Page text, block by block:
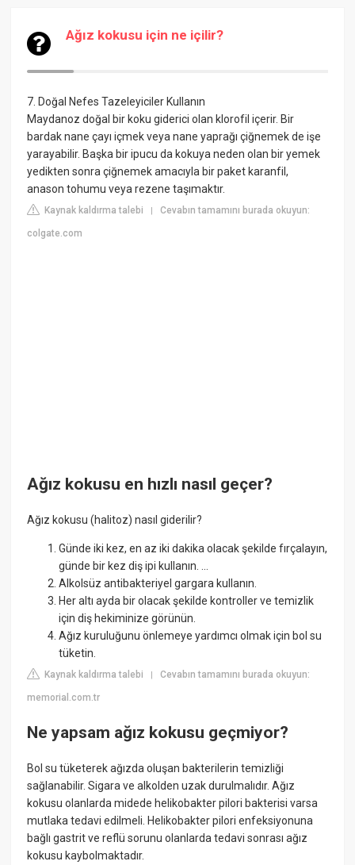
Ağız kokusu için ne içilir?
7. Doğal Nefes Tazeleyiciler Kullanın
Maydanoz doğal bir koku giderici olan klorofil içerir. Bir
bardak nane çayı içmek veya nane yaprağı çiğnemek de işe
yarayabilir. Başka bir ipucu da kokuya neden olan bir yemek
yedikten sonra çiğnemek amacıyla bir paket karanfil,
anason tohumu veya rezene taşımaktır.
Kaynak kaldırma talebi |Cevabın tamamını burada okuyun:
colgate.com
Ağız kokusu en hızlı nasıl geçer?
Ağız kokusu (halitoz) nasıl giderilir?
Günde iki kez, en az iki dakika olacak şekilde fırçalayın,
günde bir kez diş ipi kullanın. ...
Alkolsüz antibakteriyel gargara kullanın.
Her altı ayda bir olacak şekilde kontroller ve temizlik
için diş hekiminize görünün.
Ağız kuruluğunu önlemeye yardımcı olmak için bol su
tüketin.
Kaynak kaldırma talebi |Cevabın tamamını burada okuyun:
memorial.com.tr
Ne yapsam ağız kokusu geçmiyor?
Bol su tüketerek ağızda oluşan bakterilerin temizliği
sağlanabilir. Sigara ve alkolden uzak durulmalıdır. Ağız
kokusu olanlarda midede helikobakter pilori bakterisi varsa
mutlaka tedavi edilmeli. Helikobakter pilori enfeksiyonuna
bağlı gastrit ve reflü sorunu olanlarda tedavi sonrası ağız
kokusu kaybolmaktadır.